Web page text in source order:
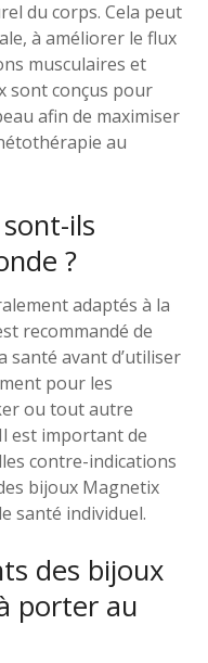
du corps. Cela peut
à améliorer le flux
musculaires et
sont conçus pour
afin de maximiser
au
ils
?
adaptés à la
recommandé de
avant d’utiliser
pour les
ou tout autre
est important de
contre-indications
bijoux Magnetix
santé individuel.
des bijoux
porter au